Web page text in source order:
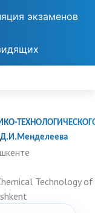
экзаменов
Technology of